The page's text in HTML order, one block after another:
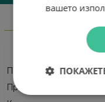
Производител
Продуктов код
вашето